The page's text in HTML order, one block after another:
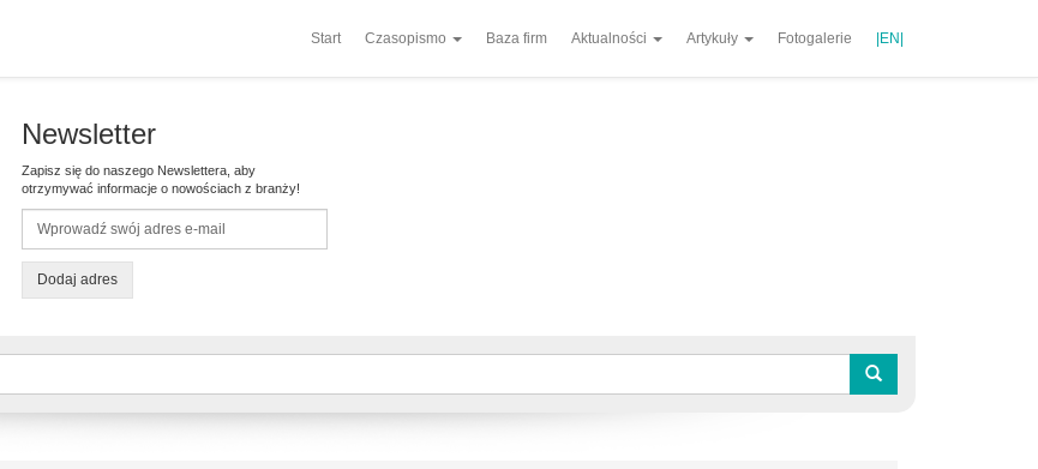
Start Czasopismo Baza firm Aktualności Artykuły Fotogalerie |EN|
Newsletter
Zapisz się do naszego Newslettera, aby
otrzymywać informacje o nowościach z branży!
Dodaj adres